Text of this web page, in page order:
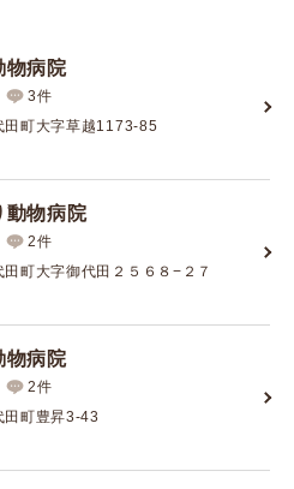
物病院
3件
田町大字草越1173-85
動物病院
2件
町大字御代田２５６８−２７
物病院
2件
田町豊昇3-43